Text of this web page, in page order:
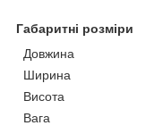
Габаритні розміри
Довжина
Ширина
Висота
Вага